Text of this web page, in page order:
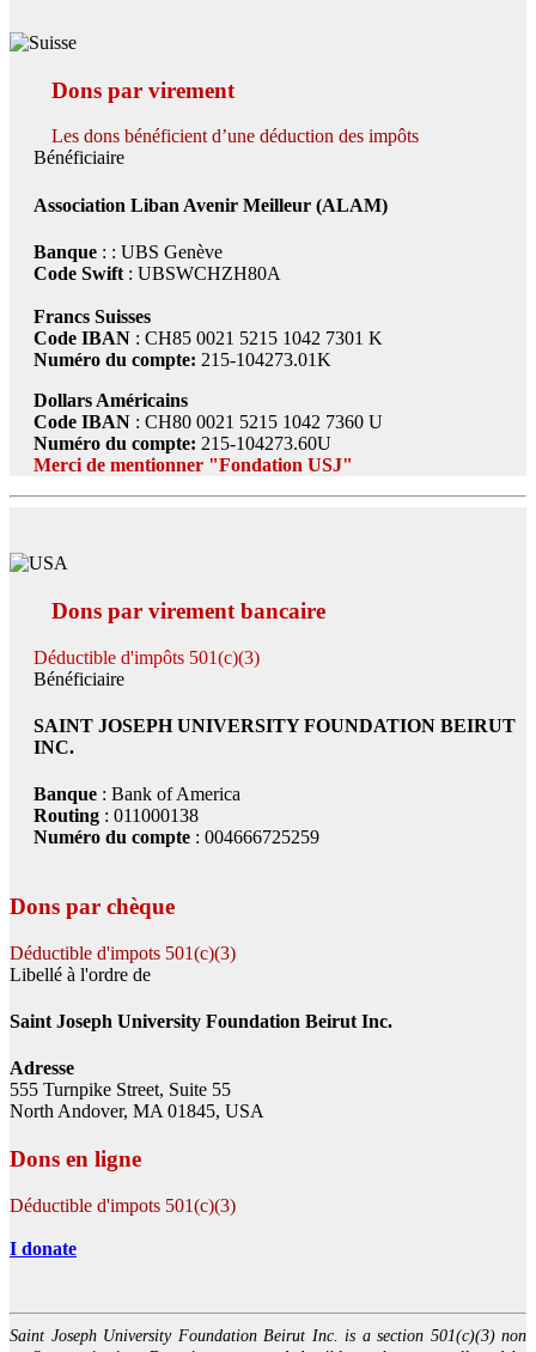
Dons par virement
Les dons bénéficient d’une déduction des impôts
Bénéficiaire
Association Liban Avenir Meilleur (ALAM)
Banque : : UBS Genève
Code Swift : UBSWCHZH80A
Francs Suisses
Code IBAN : CH85 0021 5215 1042 7301 K
Numéro du compte: 215-104273.01K
Dollars Américains
Code IBAN : CH80 0021 5215 1042 7360 U
Numéro du compte: 215-104273.60U
Merci de mentionner "Fondation USJ"
Dons par virement bancaire
Déductible d'impôts 501(c)(3)
Bénéficiaire
SAINT JOSEPH UNIVERSITY FOUNDATION BEIRUT
INC.
Banque : Bank of America
Routing : 011000138
Numéro du compte : 004666725259
Dons par chèque
Déductible d'impots 501(c)(3)
Libellé à l'ordre de
Saint Joseph University Foundation Beirut Inc.
Adresse
555 Turnpike Street, Suite 55
North Andover, MA 01845, USA
Dons en ligne
Déductible d'impots 501(c)(3)
I donate
Saint Joseph University Foundation Beirut Inc. is a section 501(c)(3) non